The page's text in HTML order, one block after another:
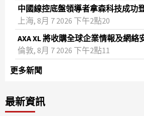
中國線控底盤領導者拿森科技成功
上海, 8月 7 2026 下午2點20
AXA XL 將收購全球企業情報及網絡
倫敦, 8月 7 2026 下午2點11
更多新聞
最新資訊